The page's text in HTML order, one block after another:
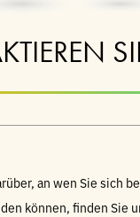
an wen Sie sich
können, finden Sie